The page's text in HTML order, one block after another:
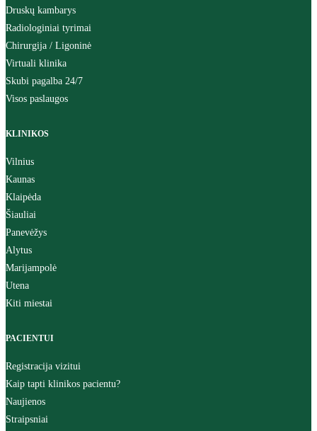
Druskų kambarys
Radiologiniai tyrimai
Chirurgija / Ligoninė
Virtuali klinika
Skubi pagalba 24/7
Visos paslaugos
KLINIKOS
Vilnius
Kaunas
Klaipėda
Šiauliai
Panevėžys
Alytus
Marijampolė
Utena
Kiti miestai
PACIENTUI
Registracija vizitui
Kaip tapti klinikos pacientu?
Naujienos
Straipsniai